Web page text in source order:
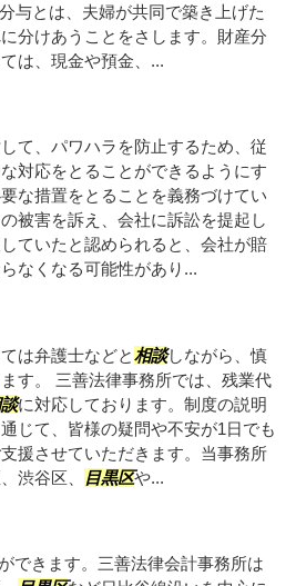
与とは、夫婦が共同で築き上げた
分けあうことをさします。財産分
は、現金や預金、...
て、パワハラを防止するため、従
対応をとることができるようにす
な措置をとることを義務づけてい
被害を訴え、会社に訴訟を提起し
ていたと認められると、会社が賠
なくなる可能性があり...
は弁護士などと相談しながら、慎
す。 三善法律事務所では、残業代
に対応しております。制度の説明
じて、皆様の疑問や不安が1日でも
援させていただきます。当事務所
渋谷区、
目黒区や...
できます。三善法律会計事務所は